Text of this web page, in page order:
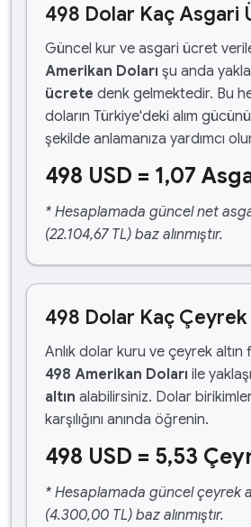
498 Dolar Kaç Asgari
Güncel kur ve asgari ücret
Amerikan Doları şu anda
ücrete denk gelmektedir. Bu
doların Türkiye'deki alım
şekilde anlamanıza yardımcı
498 USD = 1,07
* Hesaplamada güncel net
(22.104,67 TL) baz alınmıştır.
498 Dolar Kaç Çeyrek
Anlık dolar kuru ve çeyrek altın
498 Amerikan Doları ile
altın alabilirsiniz. Dolar
karşılığını anında öğrenin.
498 USD = 5,53
* Hesaplamada güncel çeyrek
(4.300,00 TL) baz alınmıştır.